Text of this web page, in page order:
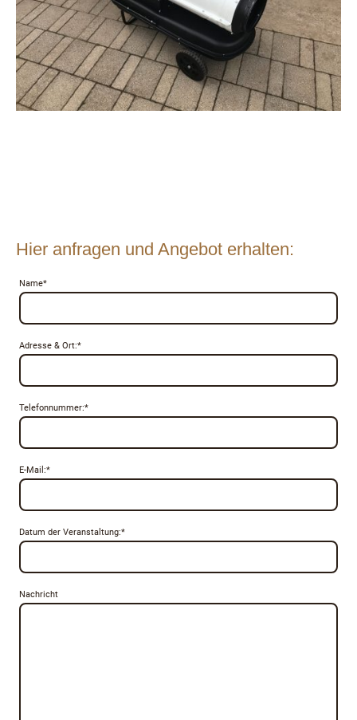
Hier anfragen und Angebot erhalten:
Name*
Adresse & Ort:*
Telefonnummer:*
E-Mail:*
Datum der Veranstaltung:*
Nachricht